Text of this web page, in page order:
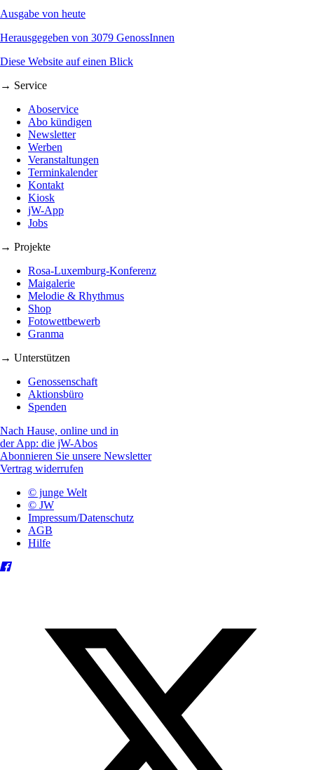
Ausgabe von heute
Herausgegeben von 3079 GenossInnen
Diese Website auf einen Blick
→ Service
Aboservice
Abo kündigen
Newsletter
Werben
Veranstaltungen
Terminkalender
Kontakt
Kiosk
jW-App
Jobs
→ Projekte
Rosa-Luxemburg-Konferenz
Maigalerie
Melodie & Rhythmus
Shop
Fotowettbewerb
Granma
→ Unterstützen
Genossenschaft
Aktionsbüro
Spenden
Nach Hause, online und in
der App: die jW-Abos
Abonnieren Sie unsere Newsletter
Vertrag widerrufen
© junge Welt
© JW
Impressum/Datenschutz
AGB
Hilfe